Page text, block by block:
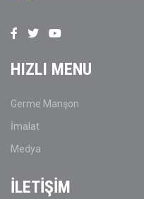
HIZLI MENU
Germe Manşon
İmalat
Medya
İLETİŞİM